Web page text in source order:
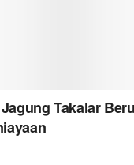
Takalar